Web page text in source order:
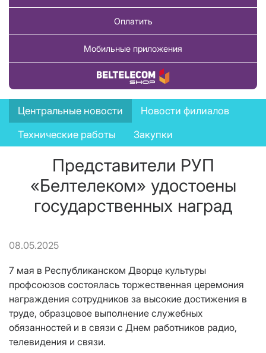
Оплатить
Мобильные приложения
Купить товар
News
menu
Центральные новости
Новости филиалов
Технические работы
Закупки
Представители РУП
«Белтелеком» удостоены
государственных наград
08.05.2025
7 мая в Республиканском Дворце культуры
профсоюзов состоялась торжественная церемония
награждения сотрудников за высокие достижения в
труде, образцовое выполнение служебных
обязанностей и в связи с Днем работников радио,
телевидения и связи.